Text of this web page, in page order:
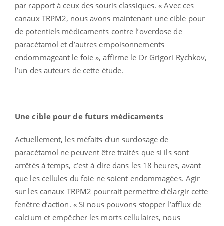
par rapport à ceux des souris classiques. « Avec ces
canaux TRPM2, nous avons maintenant une cible pour
de potentiels médicaments contre l’overdose de
paracétamol et d’autres empoisonnements
endommageant le foie », affirme le Dr Grigori Rychkov,
l’un des auteurs de cette étude.
Une cible pour de futurs médicaments
Actuellement, les méfaits d’un surdosage de
paracétamol ne peuvent être traités que si ils sont
arrêtés à temps, c’est à dire dans les 18 heures, avant
que les cellules du foie ne soient endommagées. Agir
sur les canaux TRPM2 pourrait permettre d’élargir cette
fenêtre d’action. « Si nous pouvons stopper l’afflux de
calcium et empêcher les morts cellulaires, nous